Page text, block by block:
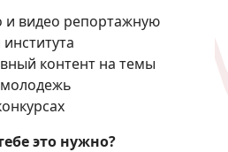
и видео репортажную
контент на темы
это нужно?